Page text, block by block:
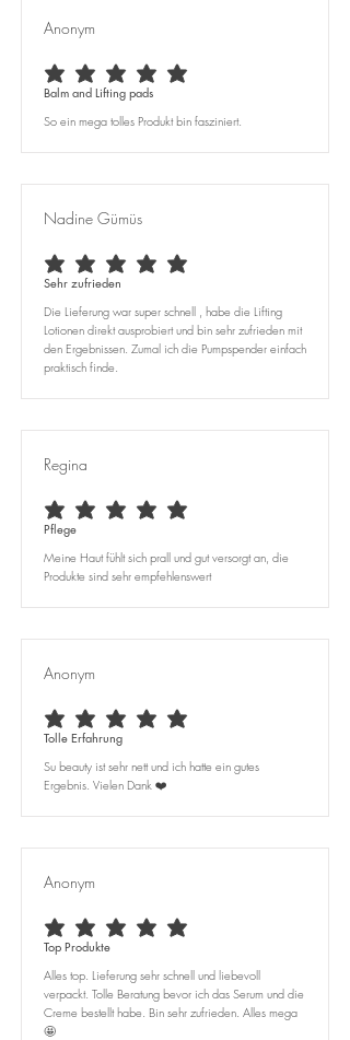
Anonym
durchschnittliches Rating ist 5 von 5
Balm and Lifting pads
So ein mega tolles Produkt bin fasziniert.
Nadine Gümüs
durchschnittliches Rating ist 5 von 5
Sehr zufrieden
Die Lieferung war super schnell , habe die Lifting
Lotionen direkt ausprobiert und bin sehr zufrieden mit
den Ergebnissen. Zumal ich die Pumpspender einfach
praktisch finde.
Regina
durchschnittliches Rating ist 5 von 5
Pflege
Meine Haut fühlt sich prall und gut versorgt an, die
Produkte sind sehr empfehlenswert
Anonym
durchschnittliches Rating ist 5 von 5
Tolle Erfahrung
Su beauty ist sehr nett und ich hatte ein gutes
Ergebnis. Vielen Dank ❤️
Anonym
durchschnittliches Rating ist 5 von 5
Top Produkte
Alles top. Lieferung sehr schnell und liebevoll
verpackt. Tolle Beratung bevor ich das Serum und die
Creme bestellt habe. Bin sehr zufrieden. Alles mega
🤩